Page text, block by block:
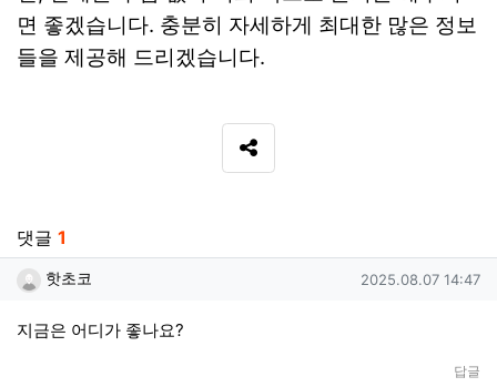
면 좋겠습니다. 충분히 자세하게 최대한 많은 정보
들을 제공해 드리겠습니다.
SNS 공유
댓글 1
핫초코님의 댓글
핫초코 작성일
2025.08.07 14:47
지금은 어디가 좋나요?
답글